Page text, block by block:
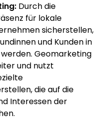
Durch die
für lokale
sicherstellen,
und Kunden in
Geomarketing
und nutzt
die auf die
Interessen der